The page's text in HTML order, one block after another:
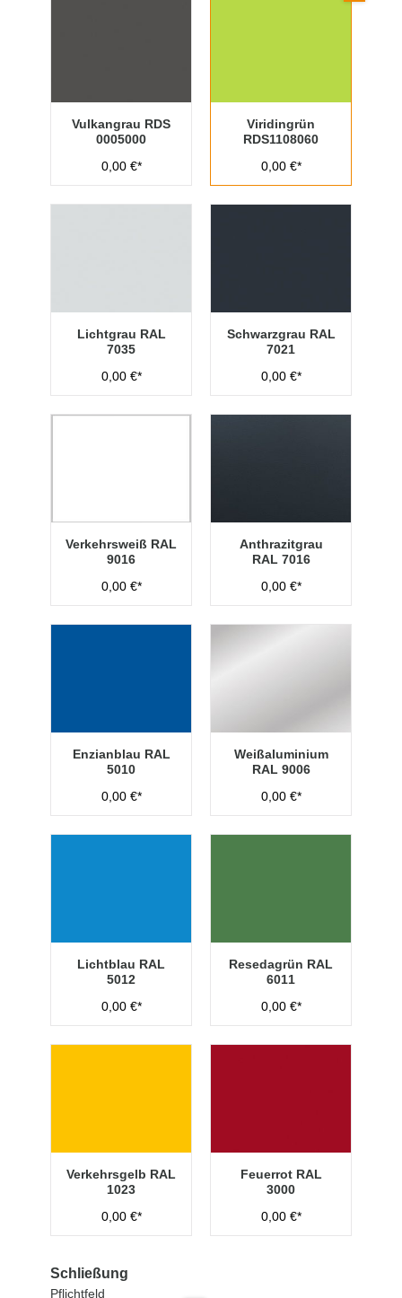
Vulkangrau RDS
0005000
0,00 €*
Viridingrün
RDS1108060
0,00 €*
Lichtgrau RAL
7035
0,00 €*
Schwarzgrau RAL
7021
0,00 €*
Verkehrsweiß RAL
9016
0,00 €*
Anthrazitgrau
RAL 7016
0,00 €*
Enzianblau RAL
5010
0,00 €*
Weißaluminium
RAL 9006
0,00 €*
Lichtblau RAL
5012
0,00 €*
Resedagrün RAL
6011
0,00 €*
Verkehrsgelb RAL
1023
0,00 €*
Feuerrot RAL
3000
0,00 €*
Schließung
Pflichtfeld